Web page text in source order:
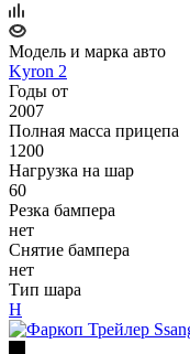
Модель и марка авто
Kyron 2
Годы от
2007
Полная масса прицепа
1200
Нагрузка на шар
60
Резка бампера
нет
Снятие бампера
нет
Тип шара
H